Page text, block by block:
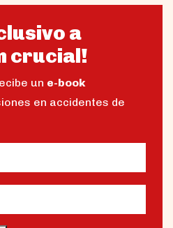
a
crucial!
un e-book
en accidentes de